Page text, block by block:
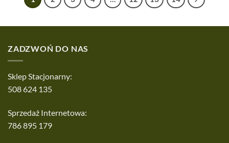
ZADZWOŃ DO NAS
Sklep Stacjonarny:
508 624 135
Sprzedaż Internetowa:
786 895 179